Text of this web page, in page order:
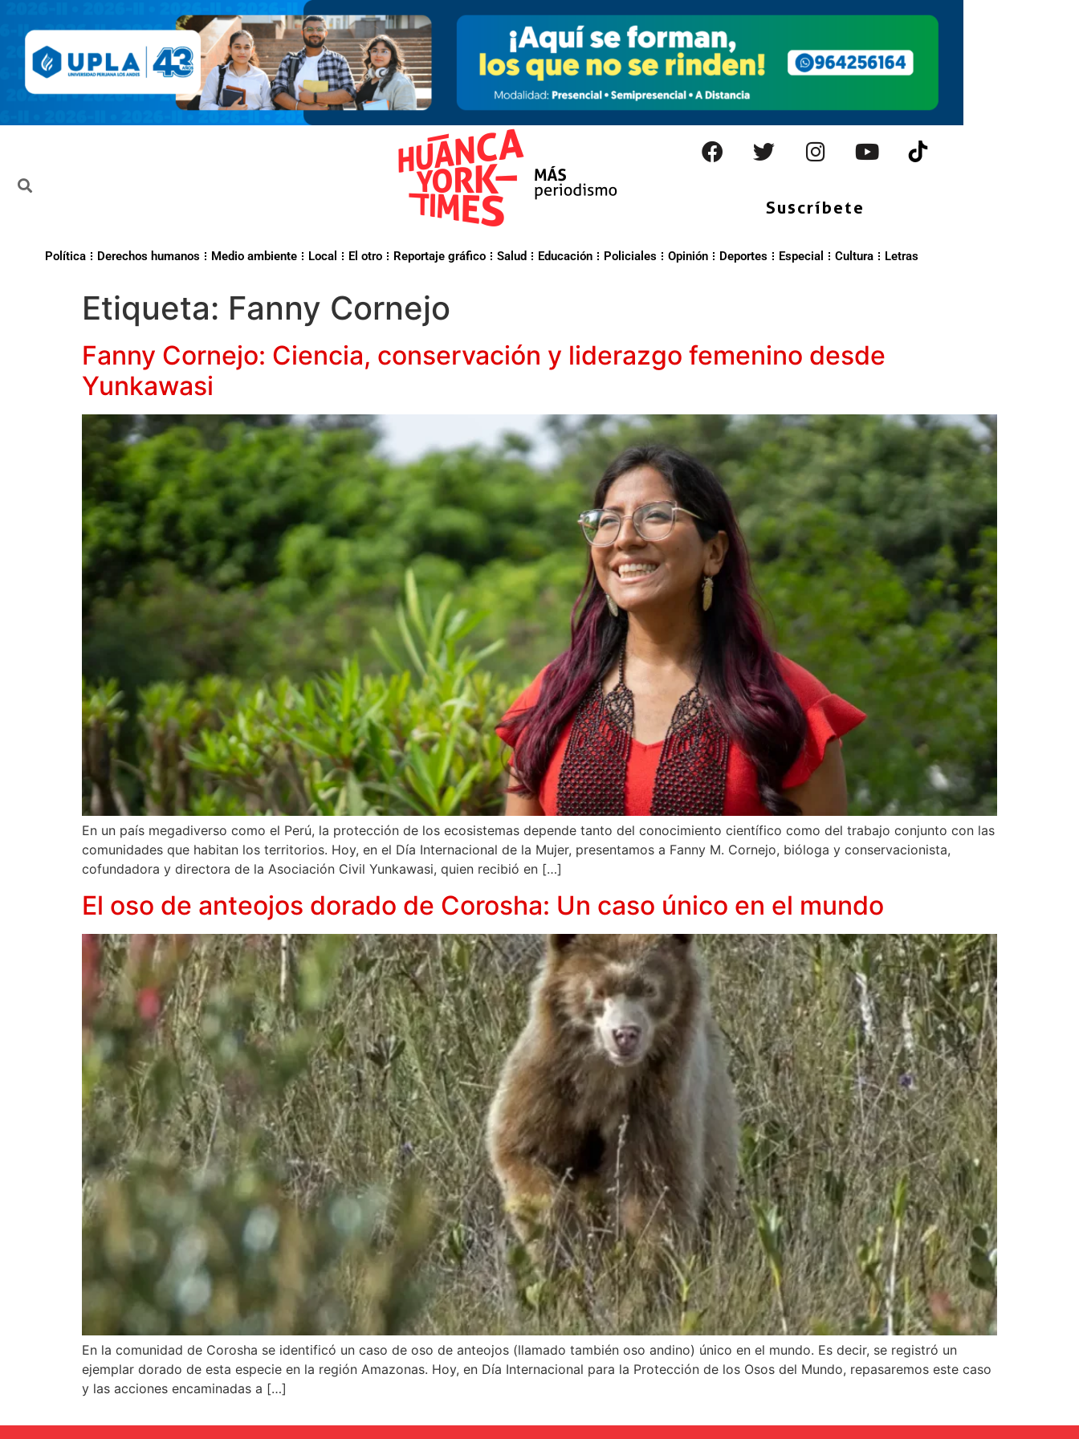
Suscríbete
Política Derechos humanos Medio ambiente Local El otro Reportaje gráfico Salud Educación Policiales Opinión Deportes Especial Cultura Letras
Etiqueta: Fanny Cornejo
Fanny Cornejo: Ciencia, conservación y liderazgo femenino desde
Yunkawasi
En un país megadiverso como el Perú, la protección de los ecosistemas depende tanto del conocimiento científico como del trabajo conjunto con las
comunidades que habitan los territorios. Hoy, en el Día Internacional de la Mujer, presentamos a Fanny M. Cornejo, bióloga y conservacionista,
cofundadora y directora de la Asociación Civil Yunkawasi, quien recibió en […]
El oso de anteojos dorado de Corosha: Un caso único en el mundo
En la comunidad de Corosha se identificó un caso de oso de anteojos (llamado también oso andino) único en el mundo. Es decir, se registró un
ejemplar dorado de esta especie en la región Amazonas. Hoy, en Día Internacional para la Protección de los Osos del Mundo, repasaremos este caso
y las acciones encaminadas a […]